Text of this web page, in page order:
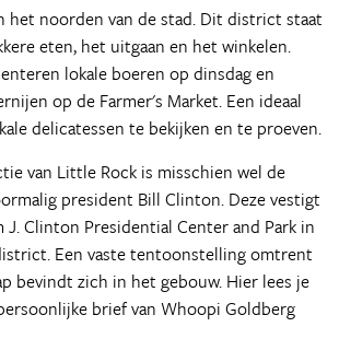
het noorden van de stad. Dit district staat
eten, het uitgaan en het winkelen.
lokale boeren op dinsdag en
op de Farmer's Market. Een ideaal
delicatessen te bekijken en te proeven.
van Little Rock is misschien wel de
president Bill Clinton. Deze vestigt
Clinton Presidential Center and Park in
Een vaste tentoonstelling omtrent
bevindt zich in het gebouw. Hier lees je
brief van Whoopi Goldberg